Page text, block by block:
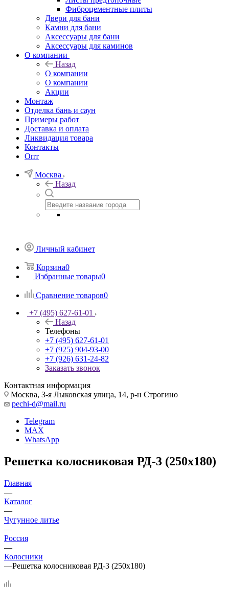
Фиброцементные плиты
Двери для бани
Камни для бани
Аксессуары для бани
Аксессуары для каминов
О компании
Назад
О компании
О компании
Акции
Монтаж
Отделка бань и саун
Примеры работ
Доставка и оплата
Ликвидация товара
Контакты
Опт
Москва
Назад
Личный кабинет
Корзина0
Избранные товары0
Сравнение товаров0
+7 (495) 627-61-01
Назад
Телефоны
+7 (495) 627-61-01
+7 (925) 904-93-00
+7 (926) 631-24-82
Заказать звонок
Контактная информация
Москва, 3-я Лыковская улица, 14, р-н Строгино
pechi-d@mail.ru
Telegram
MAX
WhatsApp
Решетка колосниковая РД-3 (250х180)
Главная
—
Каталог
—
Чугунное литье
—
Россия
—
Колосники
—Решетка колосниковая РД-3 (250х180)